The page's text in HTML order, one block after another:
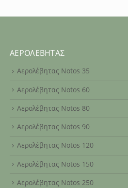
ΑΕΡΟΛΈΒΗΤΑΣ
Αερολέβητας Notos 35
Αερολέβητας Notos 60
Αερολέβητας Notos 80
Αερολέβητας Notos 90
Αερολέβητας Notos 120
Αερολέβητας Notos 150
Αερολέβητας Notos 250